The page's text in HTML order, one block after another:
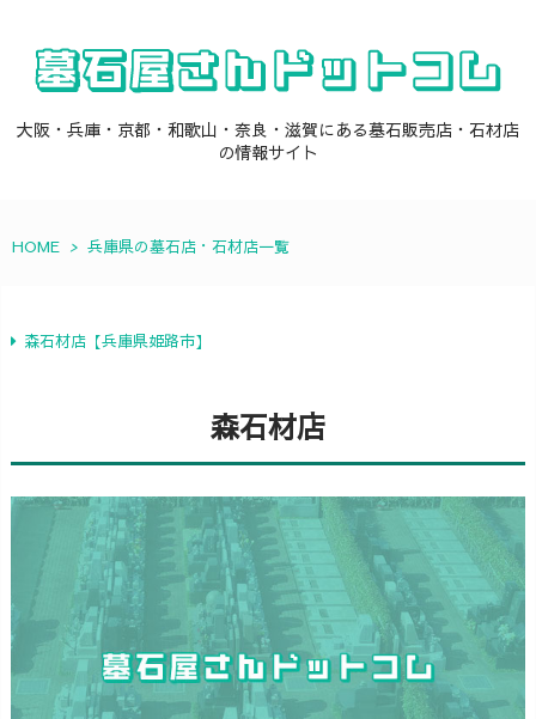
大阪・兵庫・京都・和歌山・奈良・滋賀にある墓石販売店・石材店
の情報サイト
HOME > 兵庫県の墓石店・石材店一覧
森石材店【兵庫県姫路市】
森石材店